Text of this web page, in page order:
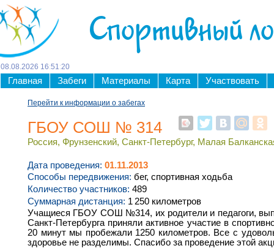
Спортивный
08 08 2026 16:51 :20
Главная Забеги Материалы Карта Участвовать
Перейти к информации о забегах
ГБОУ СОШ № 314
Россия, Фрунзенский, Санкт-Петербург, Малая
Дата проведения: 01.11.2013
Способы передвижения: бег, спортивная ходьба
Количество участников: 489
Суммарная дистанция: 1 250 километров
Учащиеся ГБОУ СОШ №314, их родители и педагоги,
Санкт-Петербурга приняли активное участие в
20 минут мы пробежали 1250 километров. Все с
здоровье не разделимы. Спасибо за проведение этой